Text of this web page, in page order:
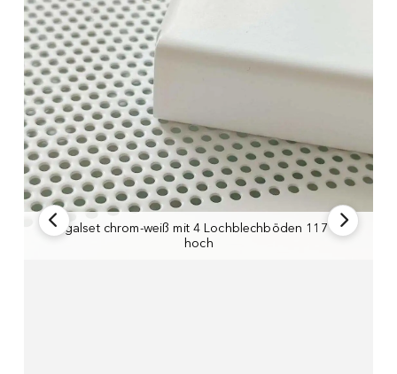
Regalset chrom-weiß mit 4 Lochblechböden 117 cm
hoch
Lochblechboden 46x38 cm
Regalseitenteile aus verchromtem Metall 117 cm hoch